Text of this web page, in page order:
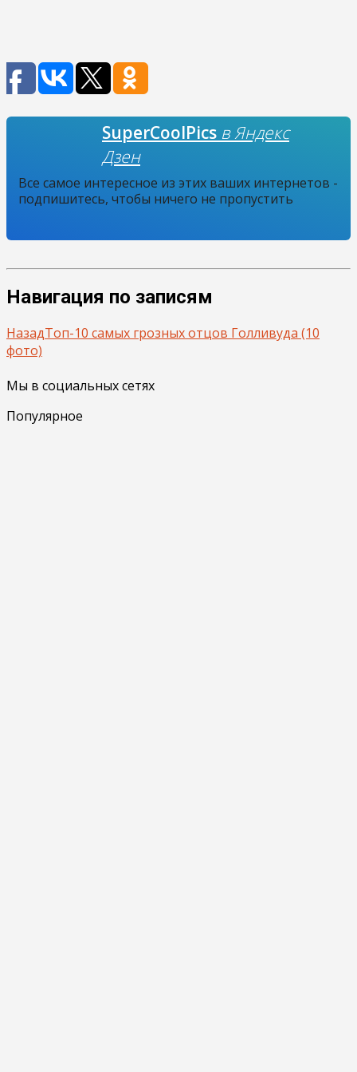
SuperCoolPics в Яндекс
Дзен
Все самое интересное из этих ваших интернетов -
подпишитесь, чтобы ничего не пропустить
Навигация по записям
НазадТоп-10 самых грозных отцов Голливуда (10
фото)
Мы в социальных сетях
Популярное